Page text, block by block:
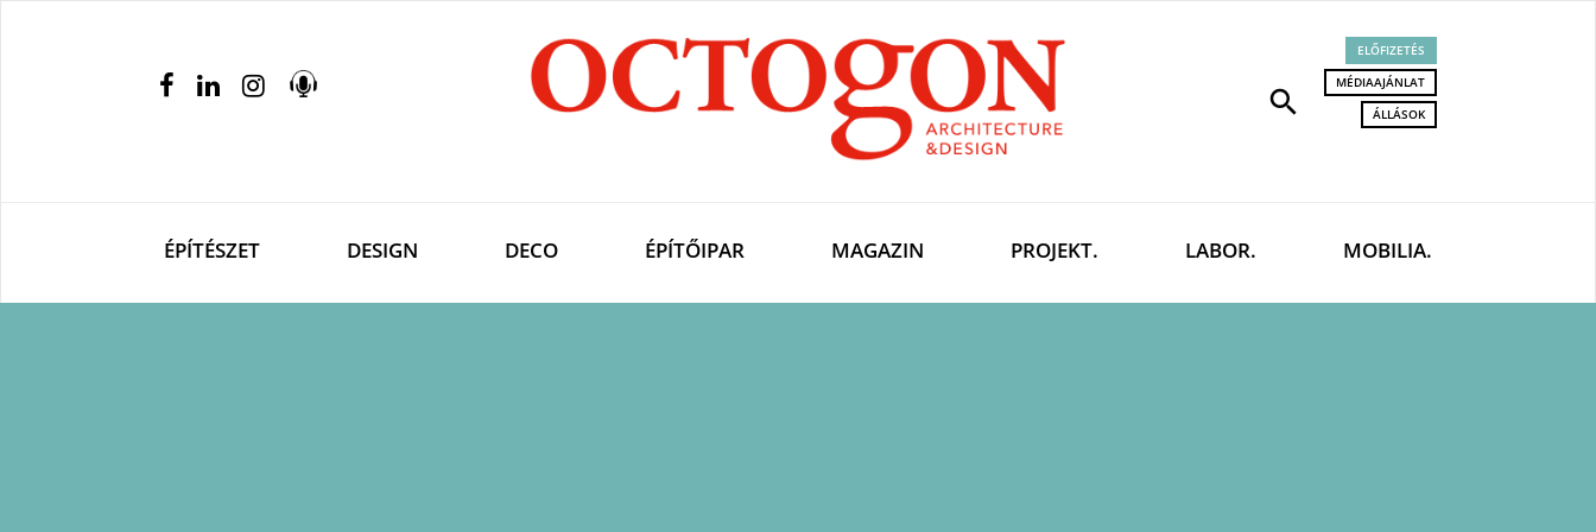
search
ELŐFIZETÉS
MÉDIAAJÁNLAT
ÁLLÁSOK
ÉPÍTÉSZET DESIGN DECO ÉPÍTŐIPAR MAGAZIN PROJEKT. LABOR. MOBILIA.